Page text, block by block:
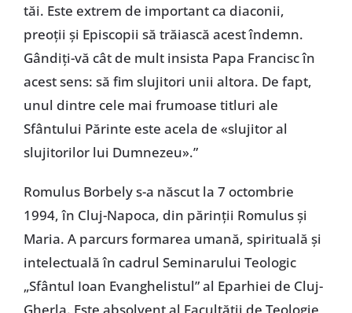
tăi. Este extrem de important ca diaconii,
preoții și Episcopii să trăiască acest îndemn.
Gândiți-vă cât de mult insista Papa Francisc în
acest sens: să fim slujitori unii altora. De fapt,
unul dintre cele mai frumoase titluri ale
Sfântului Părinte este acela de «slujitor al
slujitorilor lui Dumnezeu».”
Romulus Borbely s-a născut la 7 octombrie
1994, în Cluj-Napoca, din părinții Romulus și
Maria. A parcurs formarea umană, spirituală și
intelectuală în cadrul Seminarului Teologic
„Sfântul Ioan Evanghelistul” al Eparhiei de Cluj-
Gherla. Este absolvent al Facultății de Teologie